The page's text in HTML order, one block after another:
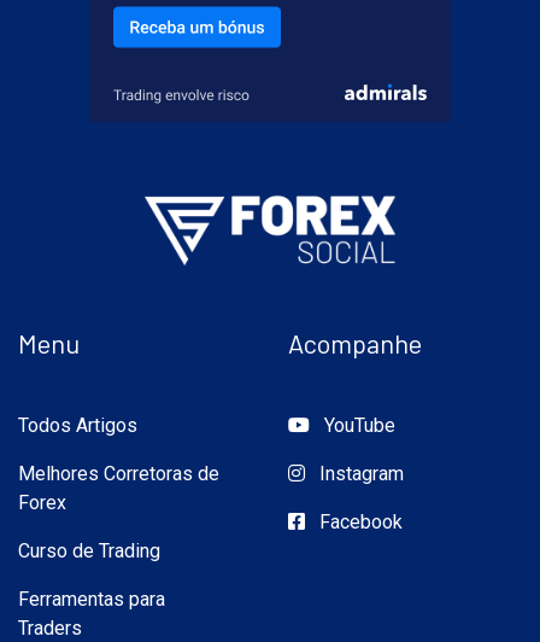
Menu
Todos Artigos
Melhores Corretoras de
Forex
Curso de Trading
Ferramentas para
Traders
Acompanhe
YouTube
Instagram
Facebook